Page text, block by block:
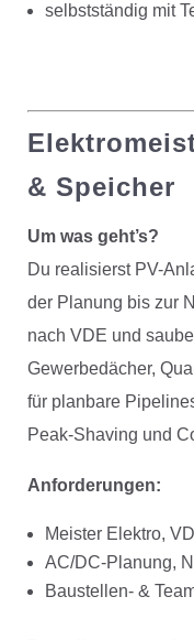
selbstständig mit
& Speicher
Um was geht’s?
Du realisierst PV-
der Planung bis zur
nach VDE und
Gewerbedächer,
für planbare
Peak-Shaving und
Anforderungen:
Meister Elektro,
AC/DC-Planung,
Baustellen- &